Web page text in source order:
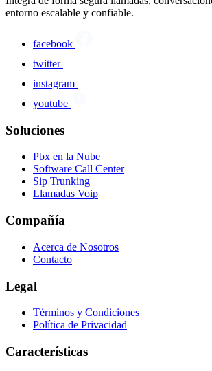
entorno escalable y confiable.
facebook
twitter
instagram
youtube
Soluciones
Pbx en la Nube
Software Call Center
Sip Trunking
Llamadas Voip
Compañía
Acerca de Nosotros
Contacto
Legal
Términos y Condiciones
Política de Privacidad
Características